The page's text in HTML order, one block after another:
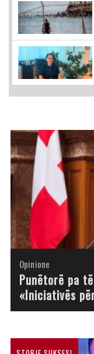
Opinione
Opinione
Punëtorë pa
«Iniciativës
Opinione
Opinione
Opinione
Opinione
Opinione
Opinione